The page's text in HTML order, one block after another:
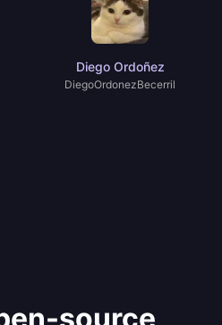
Diego Ordoñez
DiegoOrdonezBecerril